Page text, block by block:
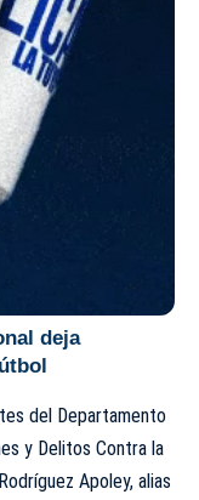
deja
del Departamento
y Delitos Contra la
Apoley, alias